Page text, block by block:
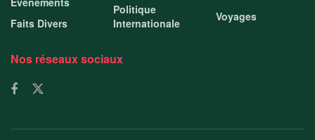
Faits Divers
Politique
Internationale
Voyages
Nos réseaux sociaux